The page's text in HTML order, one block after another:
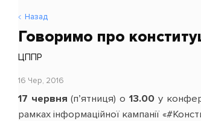
Назад
Говоримо про
ЦППР
16 Чер, 2016
17 червня(п’ятниця) о13.00 у
рамках інформаційної кампанії